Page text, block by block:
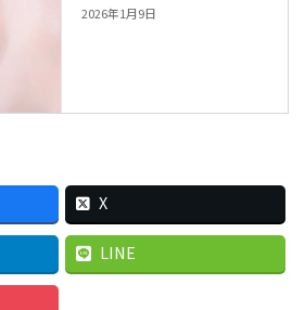
2026年1月9日
X
LINE